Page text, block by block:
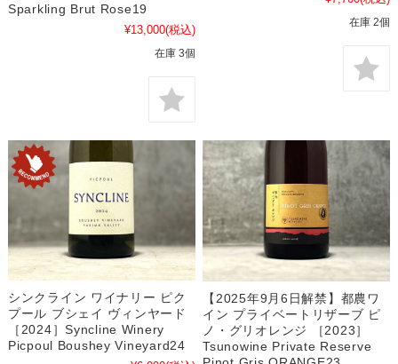
Sparkling Brut Rose19
¥13,000(税込)
在庫 3個
在庫 2個
シンクライン ワイナリー ピク
プール ブシェイ ヴィンヤード
［2024］Syncline Winery
Picpoul Boushey Vineyard24
【2025年9月6日解禁】都農ワ
イン プライベートリザーブ ピ
ノ・グリオレンジ ［2023］
Tsunowine Private Reserve